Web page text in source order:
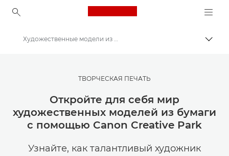
Canon Logo, back to
Мастерская творчества | Советы по фотографии и печати и руководства для покупателей
Советы и технические приемы по фотографии и печати
Художественные модели из бумаги для взрослых
ТВОРЧЕСКАЯ ПЕЧАТЬ
Откройте для себя мир
художественных моделей из бумаги
с помощью Canon Creative Park
Узнайте, как талантливый художник